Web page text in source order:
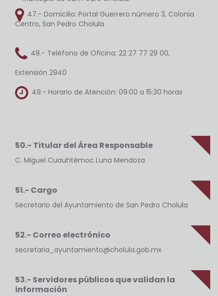
47.- Domicilio: Portal Guerrero número 3, Colonia
Centro, San Pedro Cholula
48.- Teléfono de Oficina: 22 27 77 29 00,
Extensión 2940
49.- Horario de Atención: 09:00 a 15:30 horas
50.- Titular del Área Responsable
C. Miguel Cuauhtémoc Luna Mendoza
51.- Cargo
Secretario del Ayuntamiento de San Pedro Cholula
52.- Correo electrónico
secretaria_ayuntamiento@cholula.gob.mx
53.- Servidores públicos que validan la
información